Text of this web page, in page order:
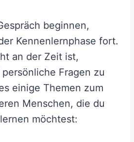
beginnen,
Kennenlernphase fort.
an der Zeit ist,
Fragen zu
einige Themen zum
Menschen, die du
möchtest: